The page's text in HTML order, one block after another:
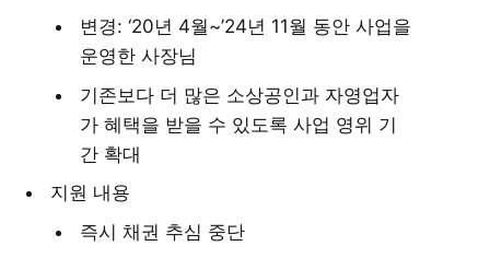
변경: ‘20년 4월~’24년 11월 동안 사업을
운영한 사장님
기존보다 더 많은 소상공인과 자영업자
가 혜택을 받을 수 있도록 사업 영위 기
간 확대
지원 내용
즉시 채권 추심 중단